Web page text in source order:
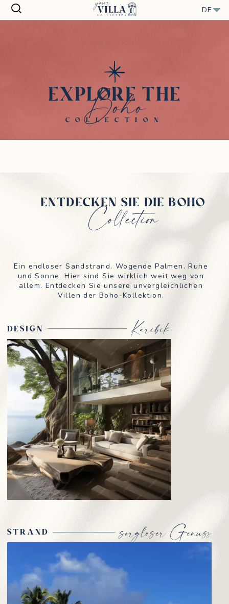
DE
EXPLORE THE
Boho
COLLECTION
ENTDECKEN SIE DIE BOHO
Collection
Ein endloser Sandstrand. Wogende Palmen. Ruhe
und Sonne. Hier sind Sie wirklich weit weg von
allem. Entdecken Sie unsere unvergleichlichen
Villen der Boho-Kollektion.
DESIGN Karibik
STRAND sorgloser Genuss